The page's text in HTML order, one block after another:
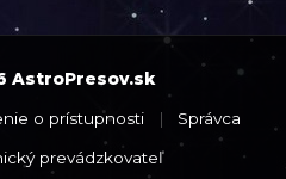
AstroPresov.sk
o prístupnosti | Správca
prevádzkovateľ